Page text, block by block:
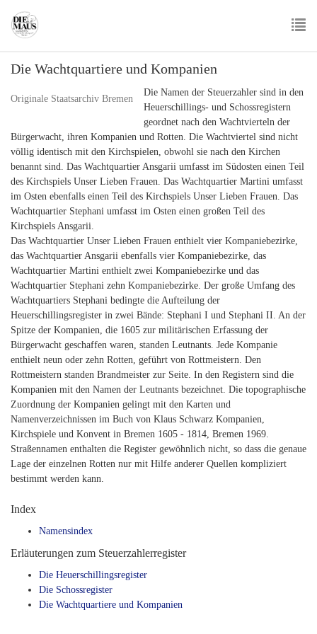
main
Die Wachtquartiere und Kompanien
Originale Staatsarchiv Bremen
Die Namen der Steuerzahler sind in den
Heuerschillings- und Schossregistern
geordnet nach den Wachtvierteln der
Bürgerwacht, ihren Kompanien und Rotten. Die Wachtviertel sind nicht
völlig identisch mit den Kirchspielen, obwohl sie nach den Kirchen
benannt sind. Das Wachtquartier Ansgarii umfasst im Südosten einen Teil
des Kirchspiels Unser Lieben Frauen. Das Wachtquartier Martini umfasst
im Osten ebenfalls einen Teil des Kirchspiels Unser Lieben Frauen. Das
Wachtquartier Stephani umfasst im Osten einen großen Teil des
Kirchspiels Ansgarii.
Das Wachtquartier Unser Lieben Frauen enthielt vier Kompaniebezirke,
das Wachtquartier Ansgarii ebenfalls vier Kompaniebezirke, das
Wachtquartier Martini enthielt zwei Kompaniebezirke und das
Wachtquartier Stephani zehn Kompaniebezirke. Der große Umfang des
Wachtquartiers Stephani bedingte die Aufteilung der
Heuerschillingsregister in zwei Bände: Stephani I und Stephani II. An der
Spitze der Kompanien, die 1605 zur militärischen Erfassung der
Bürgerwacht geschaffen waren, standen Leutnants. Jede Kompanie
enthielt neun oder zehn Rotten, geführt von Rottmeistern. Den
Rottmeistern standen Brandmeister zur Seite. In den Registern sind die
Kompanien mit den Namen der Leutnants bezeichnet. Die topographische
Zuordnung der Kompanien gelingt mit den Karten und
Namenverzeichnissen im Buch von Klaus Schwarz Kompanien,
Kirchspiele und Konvent in Bremen 1605 - 1814, Bremen 1969.
Straßennamen enthalten die Register gewöhnlich nicht, so dass die genaue
Lage der einzelnen Rotten nur mit Hilfe anderer Quellen kompliziert
bestimmt werden kann.
Index
Namensindex
Erläuterungen zum Steuerzahlerregister
Die Heuerschillingsregister
Die Schossregister
Die Wachtquartiere und Kompanien